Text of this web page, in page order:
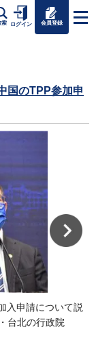
索 ログイン 会員登録
国のTPP参加申
入申請について説
台北の行政院